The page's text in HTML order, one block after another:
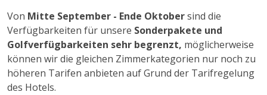
Von Mitte September - Ende Oktobersind die
Verfügbarkeiten für unsere Sonderpakete und
Golfverfügbarkeiten sehr begrenzt, möglicherweise
können wir die gleichen Zimmerkategorien nur noch zu
höheren Tarifen anbieten auf Grund der Tarifregelung
des Hotels.